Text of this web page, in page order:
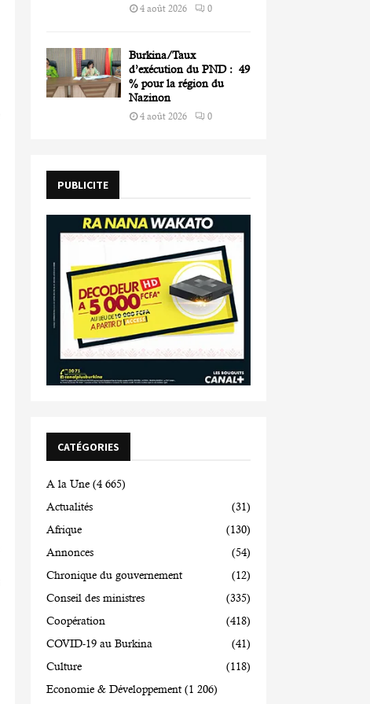
4 août 2026 0
Burkina/Taux
d’exécution du PND : 49
% pour la région du
Nazinon
4 août 2026 0
PUBLICITE
CATÉGORIES
A la Une (4 665)
Actualités
(31)
Afrique
(130)
Annonces
(54)
Chronique du gouvernement
(12)
Conseil des ministres
(335)
Coopération
(418)
COVID-19 au Burkina
(41)
Culture
(118)
Economie & Développement (1 206)